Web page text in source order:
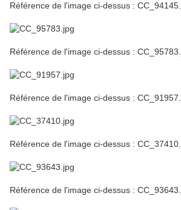
Référence de l'image ci-dessus :
Référence de l'image ci-dessus :
Référence de l'image ci-dessus :
Référence de l'image ci-dessus :
Référence de l'image ci-dessus :